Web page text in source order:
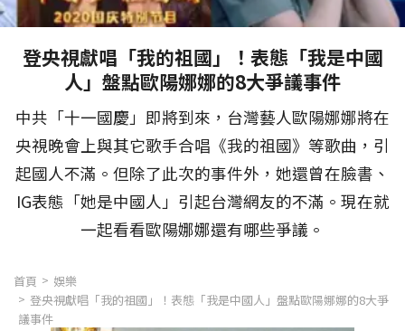
登央視獻唱「我的祖國」！表態「我是中國
人」盤點歐陽娜娜的8大爭議事件
中共「十一國慶」即將到來，台灣藝人歐陽娜娜將在
央視晚會上與其它歌手合唱《我的祖國》等歌曲，引
起國人不滿。但除了此次的事件外，她還曾在臉書、
IG表態「她是中國人」引起台灣網友的不滿。現在就
一起看看歐陽娜娜還有哪些爭議。
首頁
娛樂
登央視獻唱「我的祖國」！表態「我是中國人」盤點歐陽娜娜的8大爭
議事件